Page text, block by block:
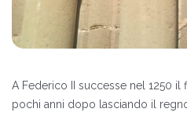
A Federico II successe nel 1250
pochi anni dopo lasciando il